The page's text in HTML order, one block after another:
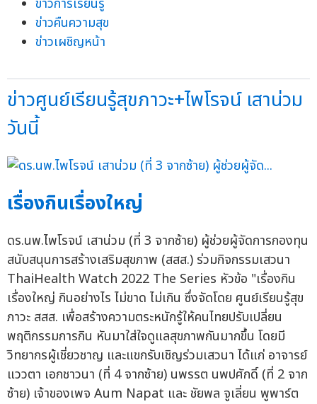
ข่าวการเรียนรู้
ข่าวคืนความสุข
ข่าวเผชิญหน้า
ข่าวศูนย์เรียนรู้สุขภาวะ+ไพโรจน์ เสาน่วม
วันนี้
เรื่องกินเรื่องใหญ่
ดร.นพ.ไพโรจน์ เสาน่วม (ที่ 3 จากซ้าย) ผู้ช่วยผู้จัดการกองทุน
สนับสนุนการสร้างเสริมสุขภาพ (สสส.) ร่วมกิจกรรมเสวนา
ThaiHealth Watch 2022 The Series หัวข้อ "เรื่องกิน
เรื่องใหญ่ กินอย่างไร ไม่ขาด ไม่เกิน ซึ่งจัดโดย ศูนย์เรียนรู้สุข
ภาวะ สสส. เพื่อสร้างความตระหนักรู้ให้คนไทยปรับเปลี่ยน
พฤติกรรมการกิน หันมาใส่ใจดูแลสุขภาพกันมากขึ้น โดยมี
วิทยากรผู้เชี่ยวชาญ และแขกรับเชิญร่วมเสวนา ได้แก่ อาจารย์
แววตา เอกชาวนา (ที่ 4 จากซ้าย) นพรรต นพปศักดิ์ (ที่ 2 จาก
ซ้าย) เจ้าของเพจ Aum Napat และ ชัยพล จูเลี่ยน พูพาร์ต